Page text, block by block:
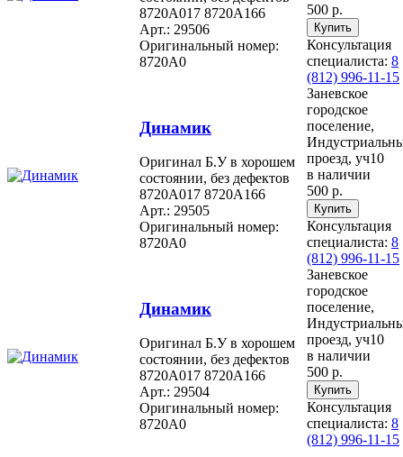
8720A017 8720A166
Арт.: 29506
Оригинальный номер:
8720A0
500 р.
Консультация
специалиста: 8
(812) 996-11-15
Динамик
Оригинал Б.У в хорошем
состоянии, без дефектов
8720A017 8720A166
Арт.: 29505
Оригинальный номер:
8720A0
Заневское
городское
поселение,
проезд, уч10
в наличии
500 р.
Консультация
специалиста: 8
(812) 996-11-15
Динамик
Оригинал Б.У в хорошем
состоянии, без дефектов
8720A017 8720A166
Арт.: 29504
Оригинальный номер:
8720A0
Заневское
городское
поселение,
проезд, уч10
в наличии
500 р.
Консультация
специалиста: 8
(812) 996-11-15